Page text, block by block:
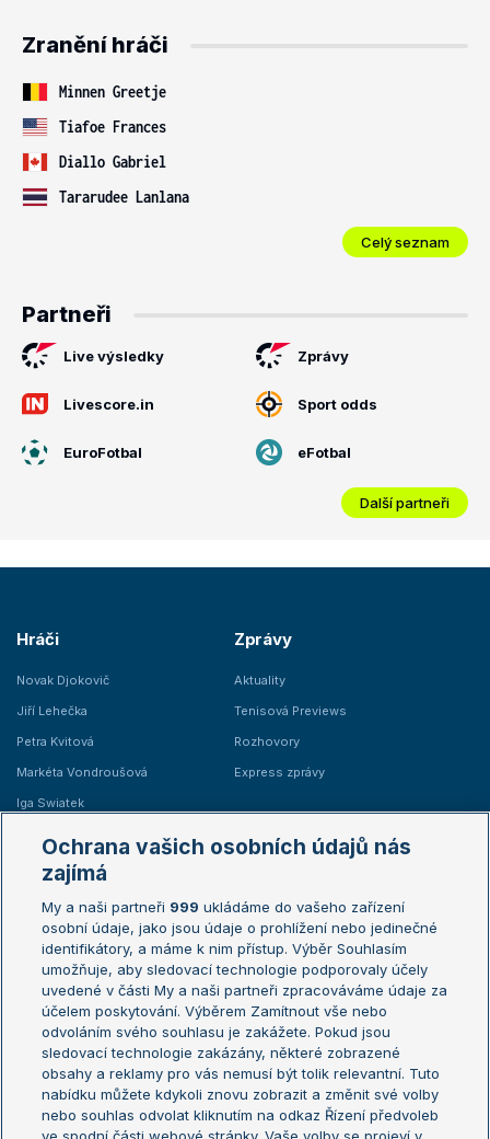
Zranění hráči
Minnen Greetje
Tiafoe Frances
Diallo Gabriel
Tararudee Lanlana
Celý seznam
Partneři
Live výsledky Zprávy
Livescore.in Sport odds
EuroFotbal eFotbal
Další partneři
Hráči
Novak Djokovič
Jiří Lehečka
Petra Kvitová
Markéta Vondroušová
Iga Swiatek
Zprávy
Aktuality
Tenisová Previews
Rozhovory
Express zprávy
Žebříčky
Žebříček ATP (muži)
Žebříček WTA (ženy)
Sázkařský žebříček
Australian Open
French Open
Wimbledon
US Open
Turnaj mistrů
Turnaj mistryň
Aktualní trendy
Fotbalové přestupy
Ochrana vašich osobních údajů nás
zajímá
My a naši partneři 999 ukládáme do vašeho zařízení
osobní údaje, jako jsou údaje o prohlížení nebo jedinečné
identifikátory, a máme k nim přístup. Výběr Souhlasím
umožňuje, aby sledovací technologie podporovaly účely
uvedené v části My a naši partneři zpracováváme údaje za
účelem poskytování. Výběrem Zamítnout vše nebo
odvoláním svého souhlasu je zakážete. Pokud jsou
sledovací technologie zakázány, některé zobrazené
obsahy a reklamy pro vás nemusí být tolik relevantní. Tuto
nabídku můžete kdykoli znovu zobrazit a změnit své volby
nebo souhlas odvolat kliknutím na odkaz Řízení předvoleb